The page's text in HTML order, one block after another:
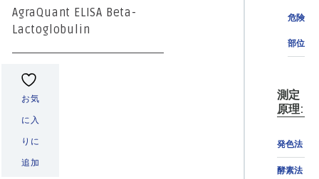
危険
部位
測定
原理:
発色法
酵素法
AgraQuant ELISA Beta-
Lactoglobulin
お気
に入
りに
追加